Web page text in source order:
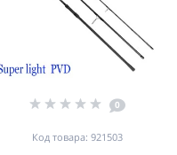
0
Код товара: 921503